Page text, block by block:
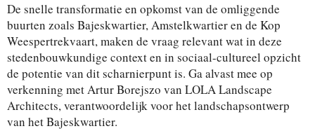
De snelle transformatie en opkomst van de omliggende
buurten zoals Bajeskwartier, Amstelkwartier en de Kop
Weespertrekvaart, maken de vraag relevant wat in deze
stedenbouwkundige context en in sociaal-cultureel opzicht
de potentie van dit scharnierpunt is. Ga alvast mee op
verkenning met Artur Borejszo van LOLA Landscape
Architects, verantwoordelijk voor het landschapsontwerp
van het Bajeskwartier.